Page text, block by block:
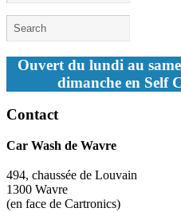
Ouvert du lundi au
dimanche en Self
Contact
Car Wash de Wavre
494, chaussée de Louvain
1300 Wavre
(en face de Cartronics)